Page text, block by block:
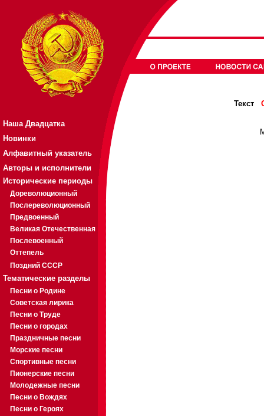
Наша Двадцатка
Новинки
Алфавитный указатель
Авторы и исполнители
Исторические периоды
Дореволюционный
Послереволюционный
Предвоенный
Великая Отечественная
Послевоенный
Оттепель
Поздний СССР
Тематические разделы
Песни о Родине
Советская лирика
Песни о Труде
Песни о городах
Праздничные песни
Морские песни
Спортивные песни
Пионерские песни
Молодежные песни
Песни о Вождях
Песни о Героях
Текст